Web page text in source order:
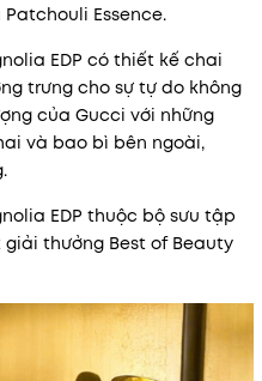
Essence.
EDP có thiết kế chai
trưng cho sự tự do không
của Gucci với những
và bao bì bên ngoài,
EDP thuộc bộ sưu tập
thưởng Best of Beauty